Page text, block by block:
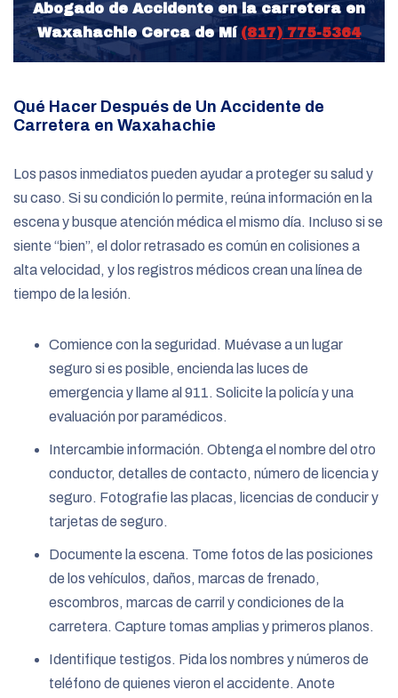
Abogado de Accidente en la carretera en
Waxahachie Cerca de Mí (817) 775-5364
Qué Hacer Después de Un Accidente de
Carretera en Waxahachie
Los pasos inmediatos pueden ayudar a proteger su salud y
su caso. Si su condición lo permite, reúna información en la
escena y busque atención médica el mismo día. Incluso si se
siente “bien”, el dolor retrasado es común en colisiones a
alta velocidad, y los registros médicos crean una línea de
tiempo de la lesión.
Comience con la seguridad. Muévase a un lugar
seguro si es posible, encienda las luces de
emergencia y llame al 911. Solicite la policía y una
evaluación por paramédicos.
Intercambie información. Obtenga el nombre del otro
conductor, detalles de contacto, número de licencia y
seguro. Fotografie las placas, licencias de conducir y
tarjetas de seguro.
Documente la escena. Tome fotos de las posiciones
de los vehículos, daños, marcas de frenado,
escombros, marcas de carril y condiciones de la
carretera. Capture tomas amplias y primeros planos.
Identifique testigos. Pida los nombres y números de
teléfono de quienes vieron el accidente. Anote